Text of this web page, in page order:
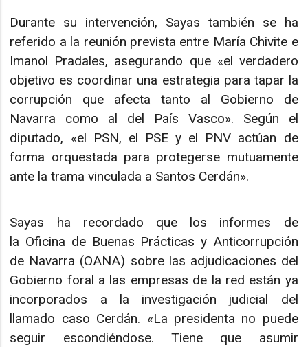
Durante su intervención, Sayas también se ha
referido a la reunión prevista entre María Chivite e
Imanol Pradales, asegurando que «el verdadero
objetivo es coordinar una estrategia para tapar la
corrupción que afecta tanto al Gobierno de
Navarra como al del País Vasco». Según el
diputado, «el PSN, el PSE y el PNV actúan de
forma orquestada para protegerse mutuamente
ante la trama vinculada a Santos Cerdán».
Sayas ha recordado que los informes de
la Oficina de Buenas Prácticas y Anticorrupción
de Navarra (OANA) sobre las adjudicaciones del
Gobierno foral a las empresas de la red están ya
incorporados a la investigación judicial del
llamado caso Cerdán. «La presidenta no puede
seguir escondiéndose. Tiene que asumir